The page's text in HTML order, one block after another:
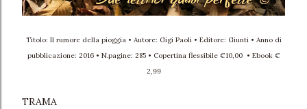
Titolo: Il rumore della pioggia • Autore: Gigi Paoli • Editore: Giunti • Anno di
pubblicazione: 2016 • N.pagine: 285 • Copertina flessibile €10,00 • Ebook €
2,99
TRAMA